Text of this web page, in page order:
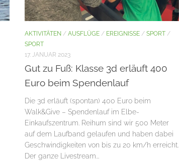
AKTIVITÄTEN / AUSFLÜGE / EREIGNISSE / SPORT /
SPORT
17. JANUAR 2023
Gut zu Fuß: Klasse 3d erläuft 400
Euro beim Spendenlauf
Die 3d erläuft (spontan) 400 Euro beim
Walk&Give – Spendenlauf im Elbe-
Einkaufszentrum. Reihum sind wir 500 Meter
auf dem Laufband gelaufen und haben dabei
Geschwindigkeiten von bis zu 20 km/h erreicht.
Der ganze Livestream...